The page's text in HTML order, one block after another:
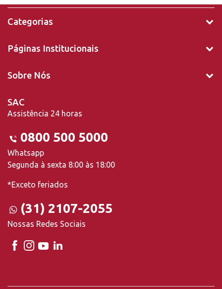
Categorias
Páginas Institucionais
Sobre Nós
SAC
Assistência 24 horas
0800 500 5000
Whatsapp
Segunda à sexta 8:00 às 18:00
*Exceto feriados
(31) 2107-2055
Nossas Redes Sociais